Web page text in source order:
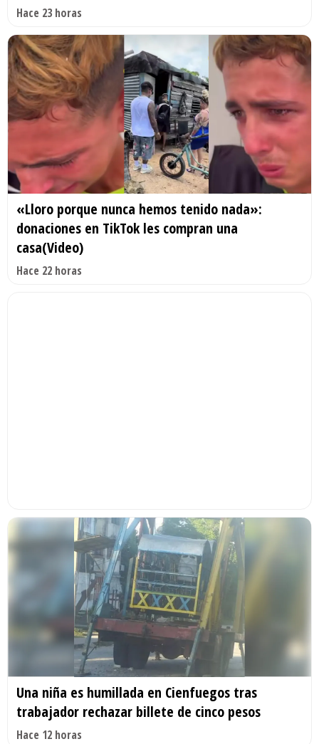
Hace 23 horas
«Lloro porque nunca hemos tenido nada»:
donaciones en TikTok les compran una
casa(Video)
Hace 22 horas
Una niña es humillada en Cienfuegos tras
trabajador rechazar billete de cinco pesos
Hace 12 horas